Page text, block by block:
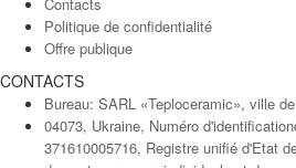
Politique de confidentialité
Offre publique
CONTACTS
Bureau: SARL «Teploceramic», ville
04073, Ukraine, Numéro
371610005716, Registre unifié d'Etat